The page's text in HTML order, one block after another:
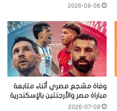
2026-08-06
وفاة مشجع مصري أثناء متابعة
مباراة مصر والأرجنتين بالإسكندرية
2026-07-09